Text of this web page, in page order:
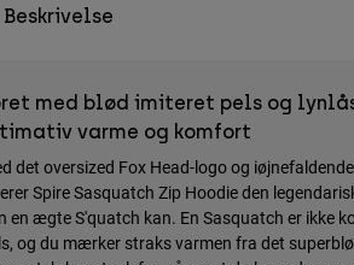
Beskrivelse
med blød imiteret pels og
varme og komfort
det oversized Fox Head-logo og
Spire Sasquatch Zip Hoodie den
en ægte S'quatch kan. En Sasquatch er ikke
og du mærker straks varmen fra det